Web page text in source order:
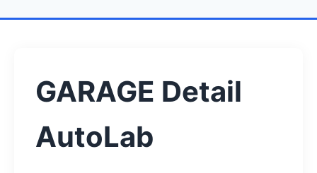
GARAGE Detail
AutoLab